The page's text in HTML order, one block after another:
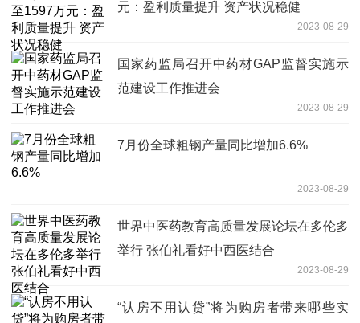
元：盈利质量提升 资产状况稳健
2023-08-29
国家药监局召开中药材GAP监督实施示
范建设工作推进会
2023-08-29
7月份全球粗钢产量同比增加6.6%
2023-08-29
世界中医药教育高质量发展论坛在多伦多
举行 张伯礼看好中西医结合
2023-08-29
“认房不用认贷”将为购房者带来哪些实